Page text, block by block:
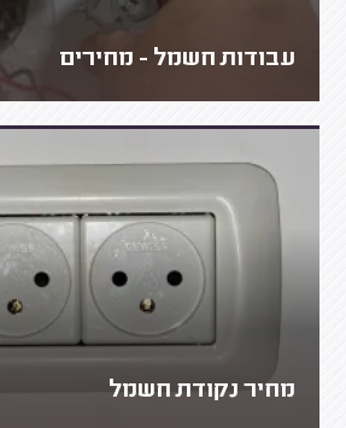
עבודות חשמל - מחירים
מחיר נקודת חשמל